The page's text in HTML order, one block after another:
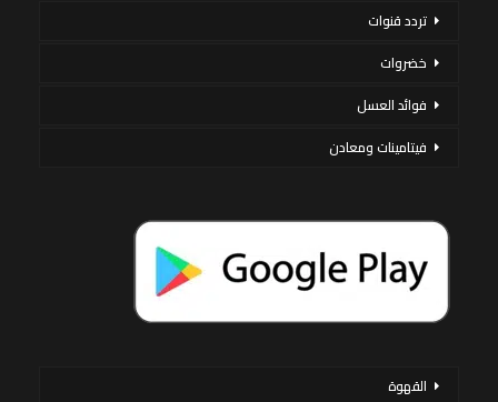
تردد قنوات
خضروات
فوائد العسل
فيتامينات ومعادن
القهوة